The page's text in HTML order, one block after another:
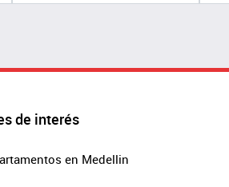
de interés
en Medellin